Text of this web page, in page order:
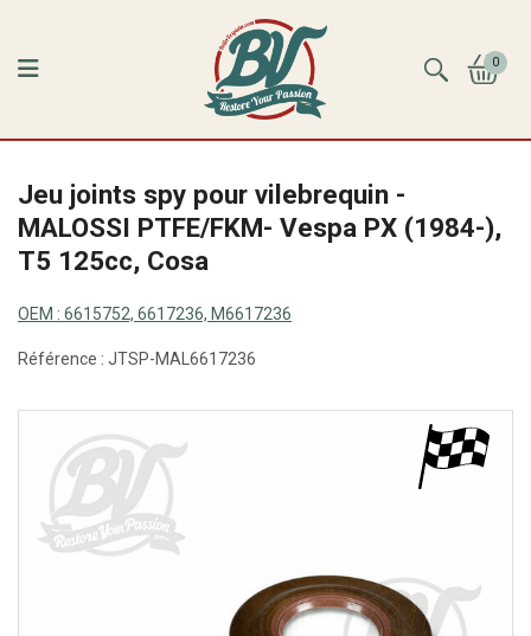
0
Jeu joints spy pour vilebrequin -
MALOSSI PTFE/FKM- Vespa PX (1984-),
T5 125cc, Cosa
OEM : 6615752, 6617236, M6617236
Référence : JTSP-MAL6617236